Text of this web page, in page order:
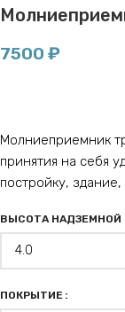
7500 ₽
Молниеприемник
принятия на себя
постройку, здание,
ВЫСОТА НАДЗЕМНОЙ
ПОКРЫТИЕ